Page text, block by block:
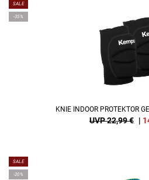
SALE
-35%
KNIE INDOOR PROTEKTOR
UVP 22,99 € |
SALE
-20%